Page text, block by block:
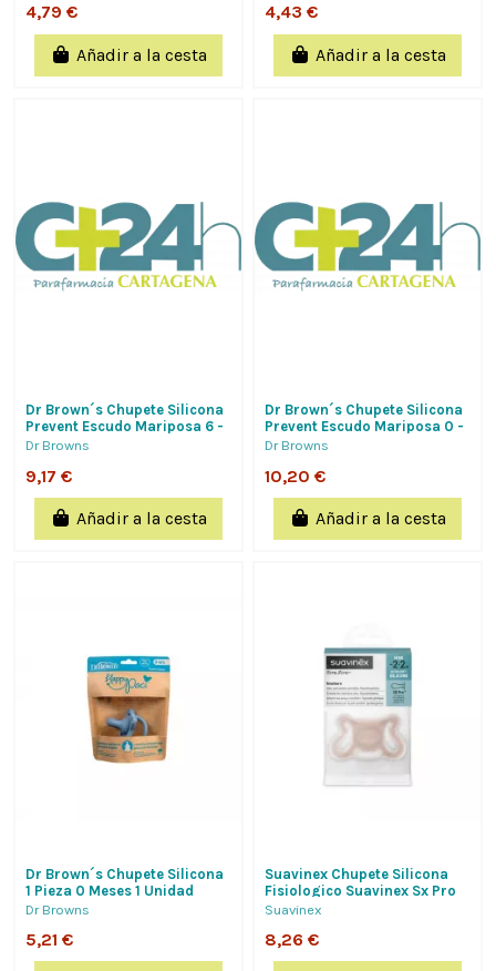
4,79 €
Añadir a la cesta
4,43 €
Añadir a la cesta
Dr Brown´s Chupete Silicona
Prevent Escudo Mariposa 6 -
18 Meses 2 Unidades Color
Dr Browns
9,17 €
Añadir a la cesta
Dr Brown´s Chupete Silicona
Prevent Escudo Mariposa 0 -
6 Meses 2 Unidades Color
Dr Browns
10,20 €
Añadir a la cesta
Dr Brown´s Chupete Silicona
1 Pieza 0 Meses 1 Unidad
Color Azul
Dr Browns
5,21 €
Suavinex Chupete Silicona
Fisiologico Suavinex Sx Pro
Zero-Zero -2 - 2 Meses 1
Suavinex
8,26 €